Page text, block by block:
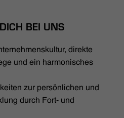
BEI UNS
direkte
und ein harmonisches
zur persönlichen und
durch Fort- und